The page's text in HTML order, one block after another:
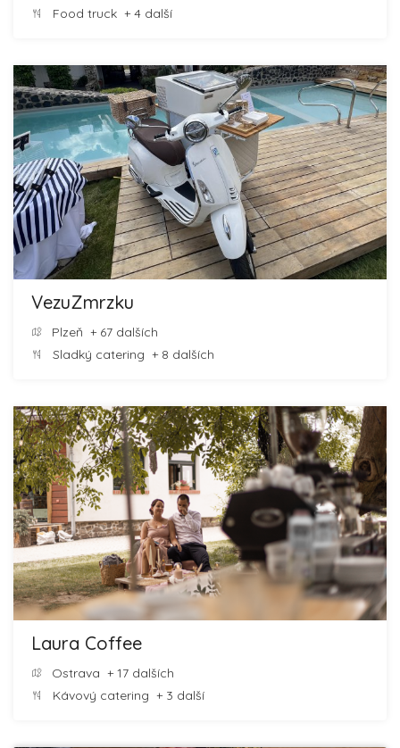
Food truck + 4 další
VezuZmrzku
Plzeň + 67 dalších
Sladký catering + 8 dalších
Laura Coffee
Ostrava + 17 dalších
Kávový catering + 3 další